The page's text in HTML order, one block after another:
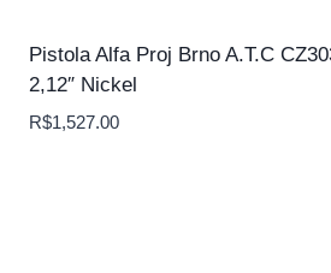
Pistola Alfa Proj Brno A.T.C
2,12″ Nickel
R$1,527.00